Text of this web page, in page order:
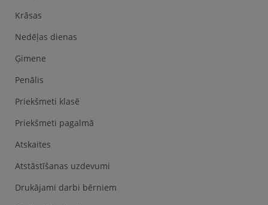
Krāsas
Nedēļas dienas
Ģimene
Penālis
Priekšmeti klasē
Priekšmeti pagalmā
Atskaites
Atstāstīšanas uzdevumi
Drukājami darbi bērniem